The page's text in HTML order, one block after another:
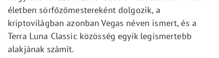
életben sörfőzőmestereként dolgozik, a
kriptovilágban azonban Vegas néven ismert, és a
Terra Luna Classic közösség egyik legismertebb
alakjának számít.